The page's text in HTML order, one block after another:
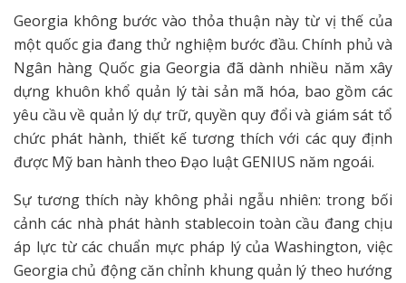
Georgia không bước vào thỏa thuận này từ vị thế của
một quốc gia đang thử nghiệm bước đầu. Chính phủ và
Ngân hàng Quốc gia Georgia đã dành nhiều năm xây
dựng khuôn khổ quản lý tài sản mã hóa, bao gồm các
yêu cầu về quản lý dự trữ, quyền quy đổi và giám sát tổ
chức phát hành, thiết kế tương thích với các quy định
được Mỹ ban hành theo Đạo luật GENIUS năm ngoái.
Sự tương thích này không phải ngẫu nhiên: trong bối
cảnh các nhà phát hành stablecoin toàn cầu đang chịu
áp lực từ các chuẩn mực pháp lý của Washington, việc
Georgia chủ động căn chỉnh khung quản lý theo hướng